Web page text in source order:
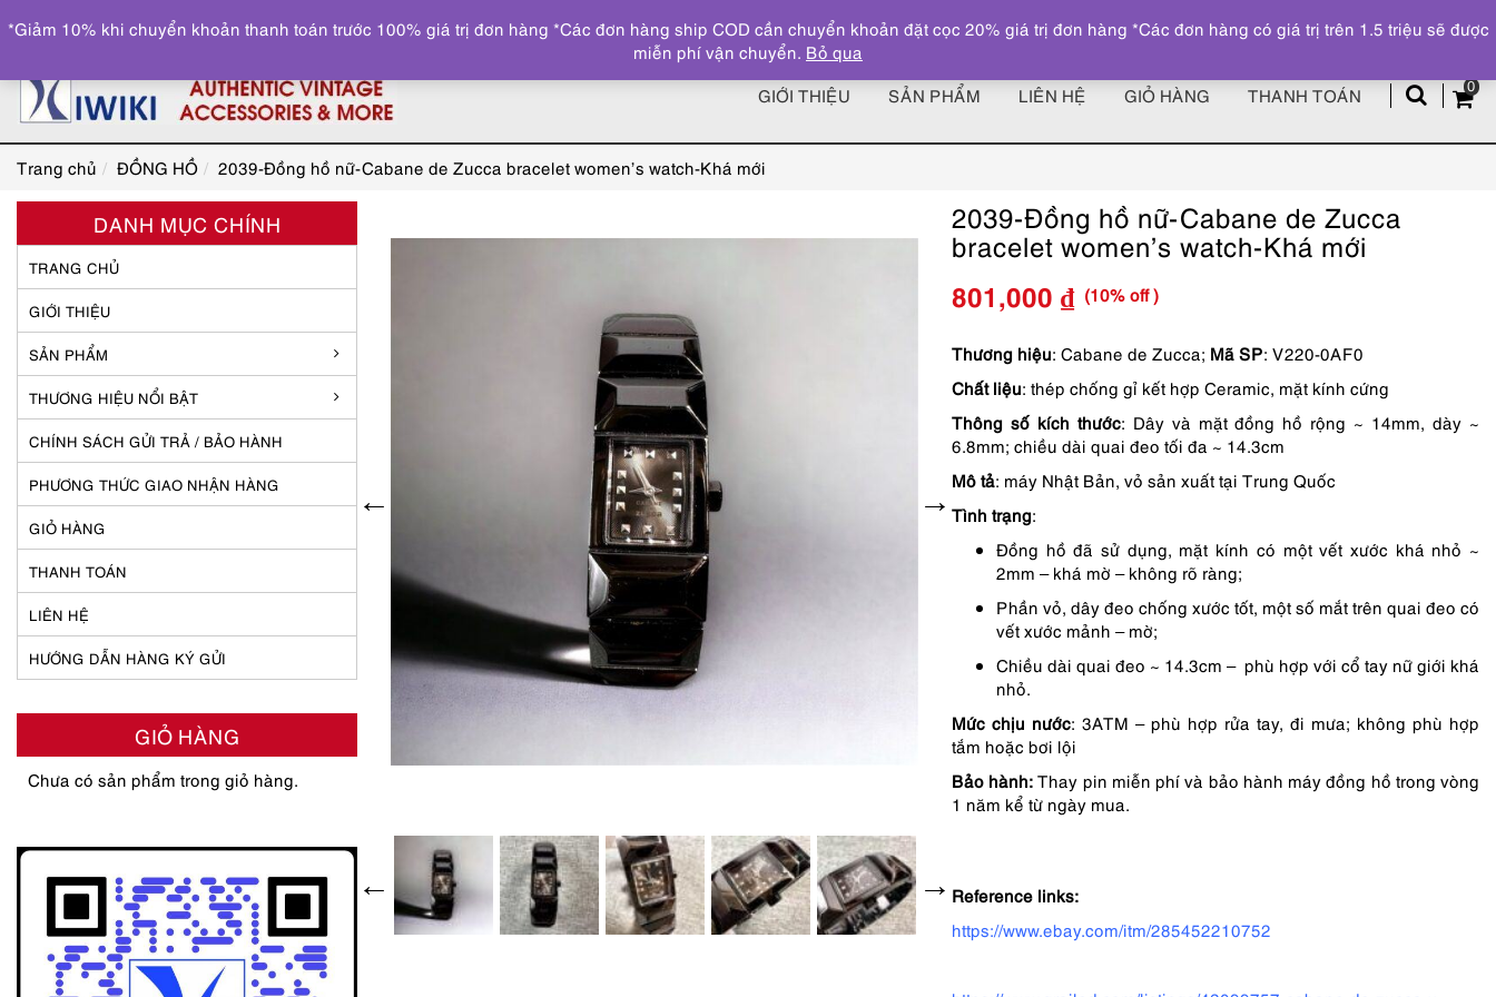
z
0
GIỚI THIỆU SẢN PHẨM LIÊN HỆ GIỎ HÀNG THANH TOÁN
Trang chủ ĐỒNG HỒ 2039-Đồng hồ nữ-Cabane de Zucca bracelet women’s watch-Khá mới
2039-Đồng hồ nữ-Cabane de Zucca
bracelet women’s watch-Khá mới
Giá
gốc
là:
890,000 ₫.
801,000 ₫
Giá
hiện
tại
là:
(10% off )
Thương hiệu: Cabane de Zucca; Mã SP: V220-0AF0
Chất liệu: thép chống gỉ kết hợp Ceramic, mặt kính cứng
Thông số kích thước: Dây và mặt đồng hồ rộng ~ 14mm, dày ~
6.8mm; chiều dài quai đeo tối đa ~ 14.3cm
Mô tả: máy Nhật Bản, vỏ sản xuất tại Trung Quốc
Tình trạng:
Đồng hồ đã sử dụng, mặt kính có một vết xước khá nhỏ ~
2mm – khá mờ – không rõ ràng;
Phần vỏ, dây đeo chống xước tốt, một số mắt trên quai đeo có
vết xước mảnh – mờ;
Chiều dài quai đeo ~ 14.3cm – phù hợp với cổ tay nữ giới khá
nhỏ.
Mức chịu nước: 3ATM – phù hợp rửa tay, đi mưa; không phù hợp
tắm hoặc bơi lội
Bảo hành: Thay pin miễn phí và bảo hành máy đồng hồ trong vòng
1 năm kể từ ngày mua.
Reference links:
https://www.ebay.com/itm/285452210752
DANH MỤC CHÍNH
TRANG CHỦ
GIỚI THIỆU
SẢN PHẨM
THƯƠNG HIỆU NỔI BẬT
CHÍNH SÁCH GỬI TRẢ / BẢO HÀNH
PHƯƠNG THỨC GIAO NHẬN HÀNG
GIỎ HÀNG
THANH TOÁN
LIÊN HỆ
HƯỚNG DẪN HÀNG KÝ GỬI
GIỎ HÀNG
Chưa có sản phẩm trong giỏ hàng.
*Giảm 10% khi chuyển khoản thanh toán trước 100% giá trị đơn hàng *Các đơn hàng ship COD cần chuyển khoản đặt cọc 20% giá trị đơn hàng *Các đơn hàng có giá trị trên 1.5 triệu sẽ được
miễn phí vận chuyển. Bỏ qua